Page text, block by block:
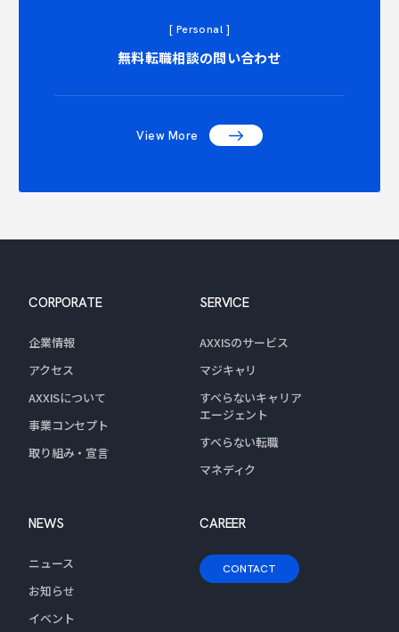
[ Personal ]
無料転職相談の問い合わせ
View More
CORPORATE
企業情報
アクセス
AXXISについて
事業コンセプト
取り組み・宣言
SERVICE
AXXISのサービス
マジキャリ
すべらないキャリア
エージェント
すべらない転職
マネディク
NEWS
ニュース
お知らせ
イベント
CAREER
CONTACT